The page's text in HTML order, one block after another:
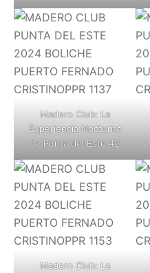
Madero Club: La
Experiencia Nocturna
de Punta del Este 42
Madero Club: La